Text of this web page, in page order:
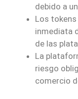
debido a
Los tokens
inmediata
de las
La
riesgo
comercio